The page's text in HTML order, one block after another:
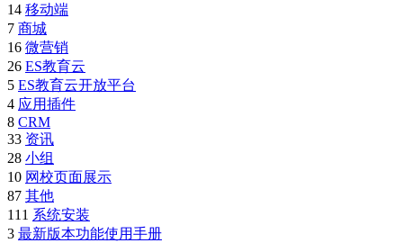
14 移动端
7 商城
16 微营销
26 ES教育云
5 ES教育云开放平台
4 应用插件
8 CRM
33 资讯
28 小组
10 网校页面展示
87 其他
111 系统安装
3 最新版本功能使用手册